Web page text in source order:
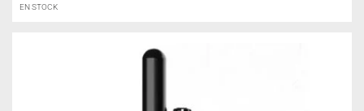
EN STOCK